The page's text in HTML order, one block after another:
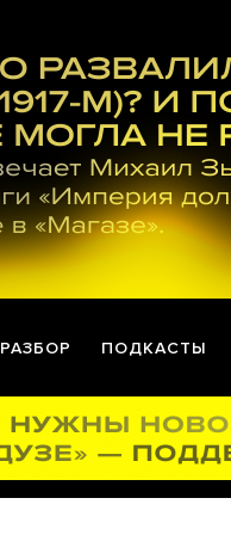
РАЗБОР ПОДКАСТЫ